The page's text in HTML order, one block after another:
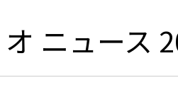
ニュース